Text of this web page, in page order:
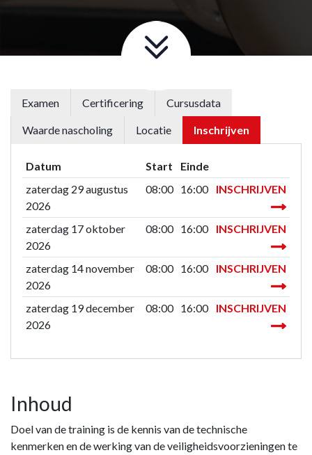
Examen Certificering Cursusdata
Waarde nascholing Locatie Inschrijven
Datum Start
Einde
zaterdag 29 augustus
2026
08:00 16:00 INSCHRIJVEN
zaterdag 17 oktober
2026
08:00 16:00 INSCHRIJVEN
zaterdag 14 november
2026
08:00 16:00 INSCHRIJVEN
zaterdag 19 december
2026
08:00 16:00 INSCHRIJVEN
Inhoud
Doel van de training is de kennis van de technische
kenmerken en de werking van de veiligheidsvoorzieningen te